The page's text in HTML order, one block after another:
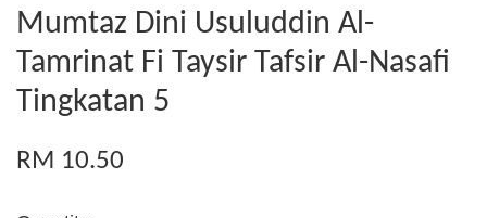
Mumtaz Dini Usuluddin Al-
Tamrinat Fi Taysir Tafsir Al-Nasafi
Tingkatan 5
RM 10.50